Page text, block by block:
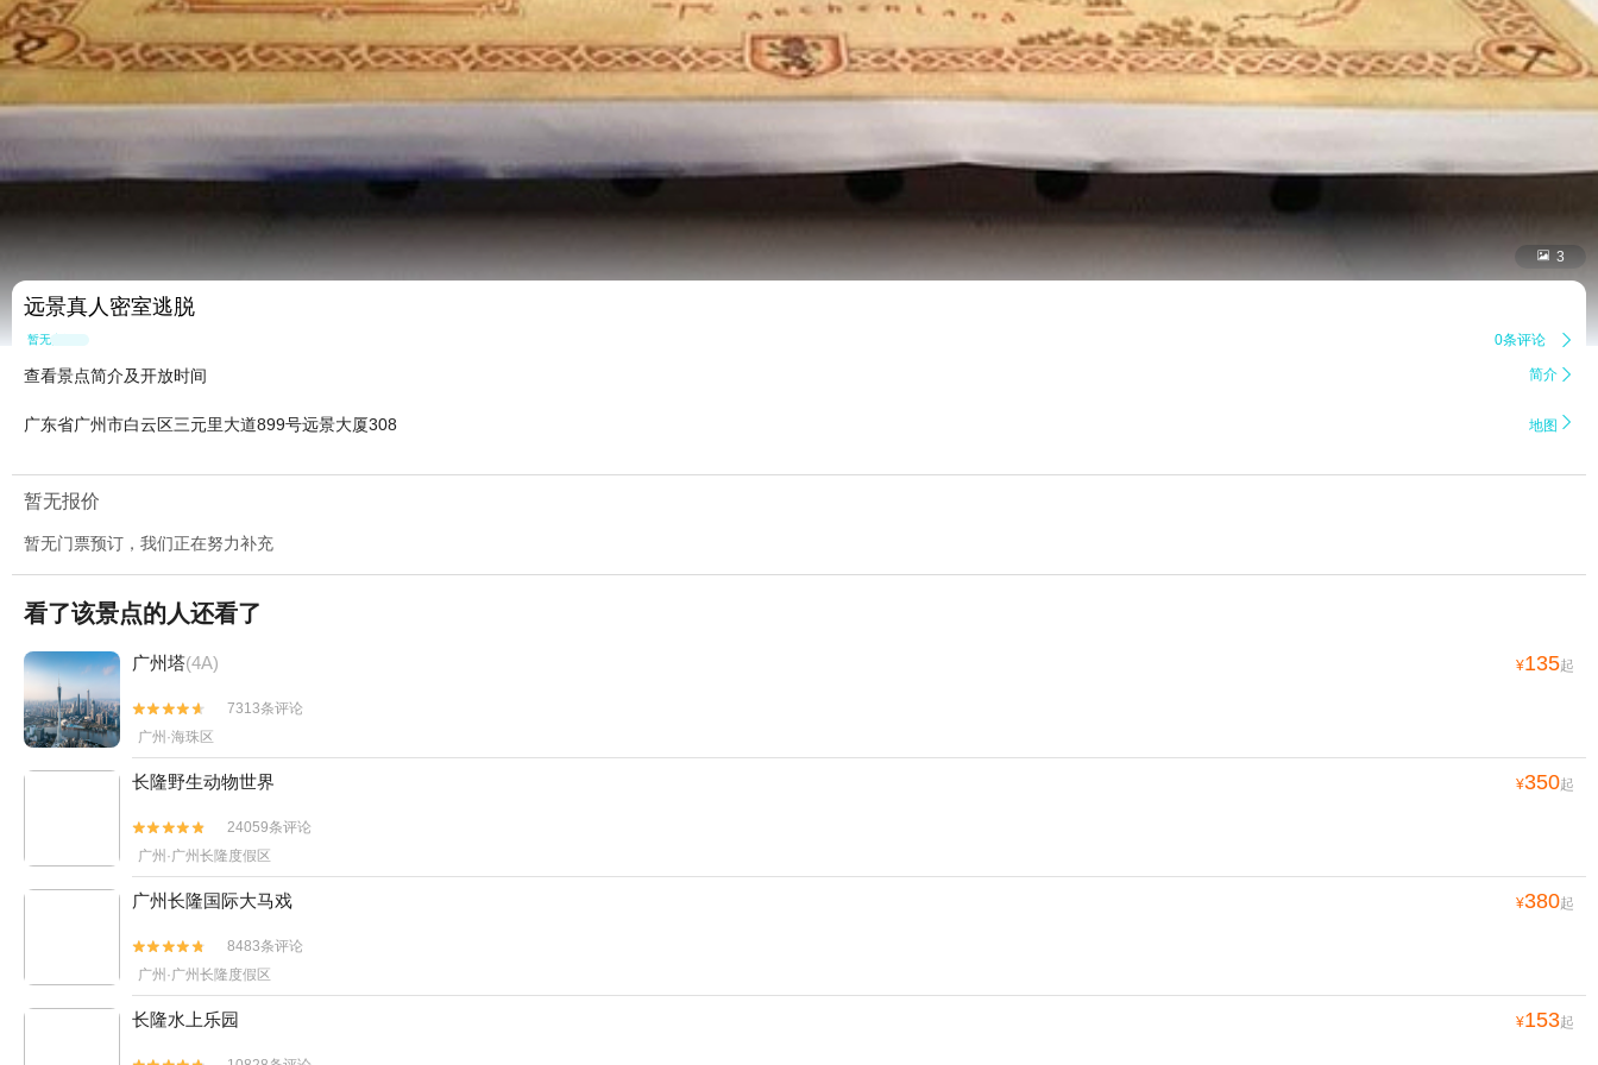
 3
远景真人密室逃脱
暂无点评 0条评论 
查看景点简介及开放时间 简介 
广东省广州市白云区三元里大道899号远景大厦308 地图 
暂无报价
暂无门票预订，我们正在努力补充
看了该景点的人还看了
广州塔(4A) ¥135起


7313条评论
广州·海珠区
长隆野生动物世界 ¥350起


24059条评论
广州·广州长隆度假区
广州长隆国际大马戏 ¥380起


8483条评论
广州·广州长隆度假区
长隆水上乐园 ¥153起